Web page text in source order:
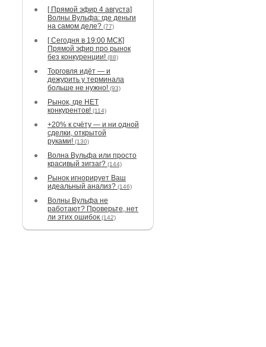
[ Прямой эфир 4 августа]
Волны Вульфа: где деньги
на самом деле? (77)
[ Сегодня в 19:00 МСК]
Прямой эфир про рынок
без конкуренции! (88)
Торговля идёт — и
дежурить у терминала
больше не нужно! (93)
Рынок, где НЕТ
конкурентов! (114)
+20% к счёту — и ни одной
сделки, открытой
руками! (130)
Волна Вульфа или просто
красивый зигзаг? (144)
Рынок игнорирует Ваш
идеальный анализ? (146)
Волны Вульфа не
работают? Проверьте, нет
ли этих ошибок (142)